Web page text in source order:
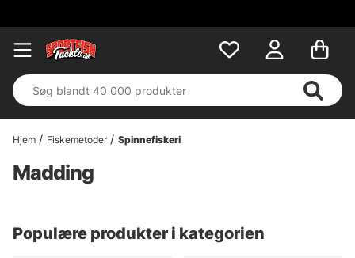
Hjem Fiskemetoder Spinnefiskeri
Madding
Populære produkter i kategorien